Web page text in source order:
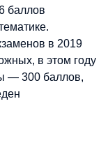
баллов
в 2019
в этом году
— 300 баллов,